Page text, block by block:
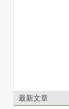
最新文章